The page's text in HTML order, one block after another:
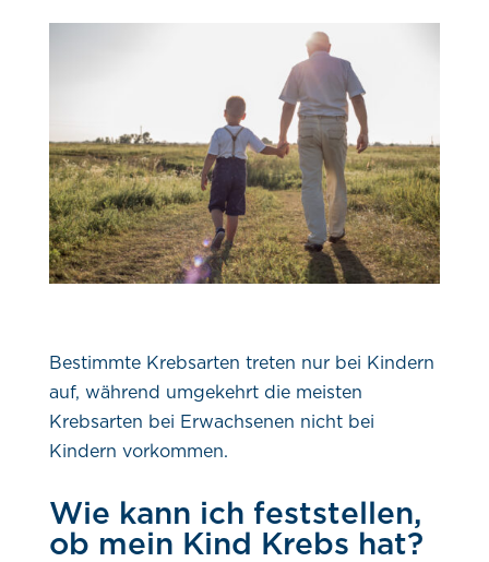
Bestimmte Krebsarten treten nur bei Kindern
auf, während umgekehrt die meisten
Krebsarten bei Erwachsenen nicht bei
Kindern vorkommen.
Wie kann ich feststellen,
ob mein Kind Krebs hat?